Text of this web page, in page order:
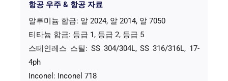
항공 우주 & 항공 자료
알루미늄 합금: 알 2024, 알 2014, 알 7050
티타늄 합금: 등급 1, 등급 2, 등급 5
스테인레스 스틸: SS 304/304L, SS 316/316L, 17-
4ph
Inconel: Inconel 718